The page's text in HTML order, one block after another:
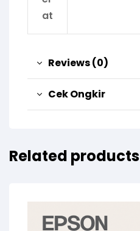
at
Reviews (0)
Cek Ongkir
Related products